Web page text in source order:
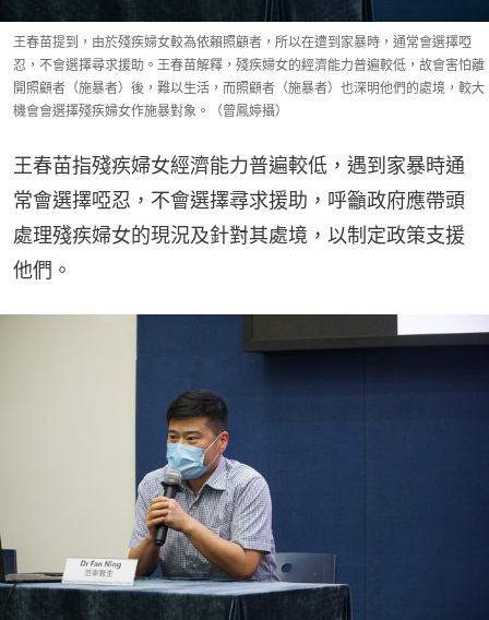
王春苗提到，由於殘疾婦女較為依賴照顧者，所以在遭到家暴時，通常會選擇啞
忍，不會選擇尋求援助。王春苗解釋，殘疾婦女的經濟能力普遍較低，故會害怕離
開照顧者（施暴者）後，難以生活，而照顧者（施暴者）也深明他們的處境，較大
機會會選擇殘疾婦女作施暴對象。（曾鳳婷攝）
王春苗指殘疾婦女經濟能力普遍較低，遇到家暴時通
常會選擇啞忍，不會選擇尋求援助，呼籲政府應帶頭
處理殘疾婦女的現況及針對其處境，以制定政策支援
他們。